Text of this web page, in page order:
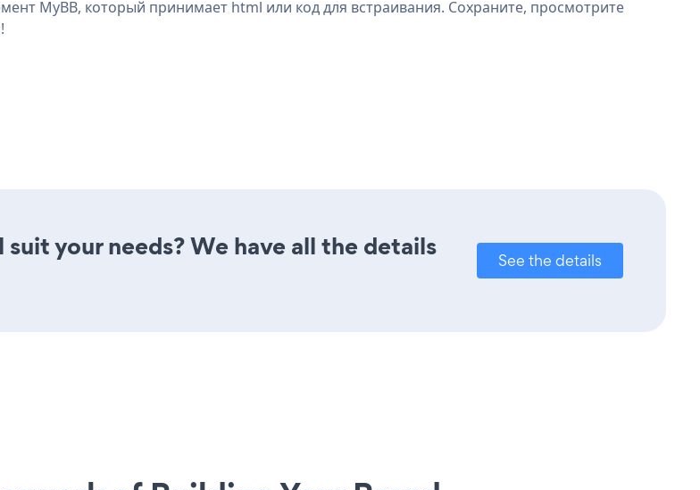
MyBB, который принимает html или код для встраивания. Сохраните, просмотрите
your needs? We have all the details
See the details